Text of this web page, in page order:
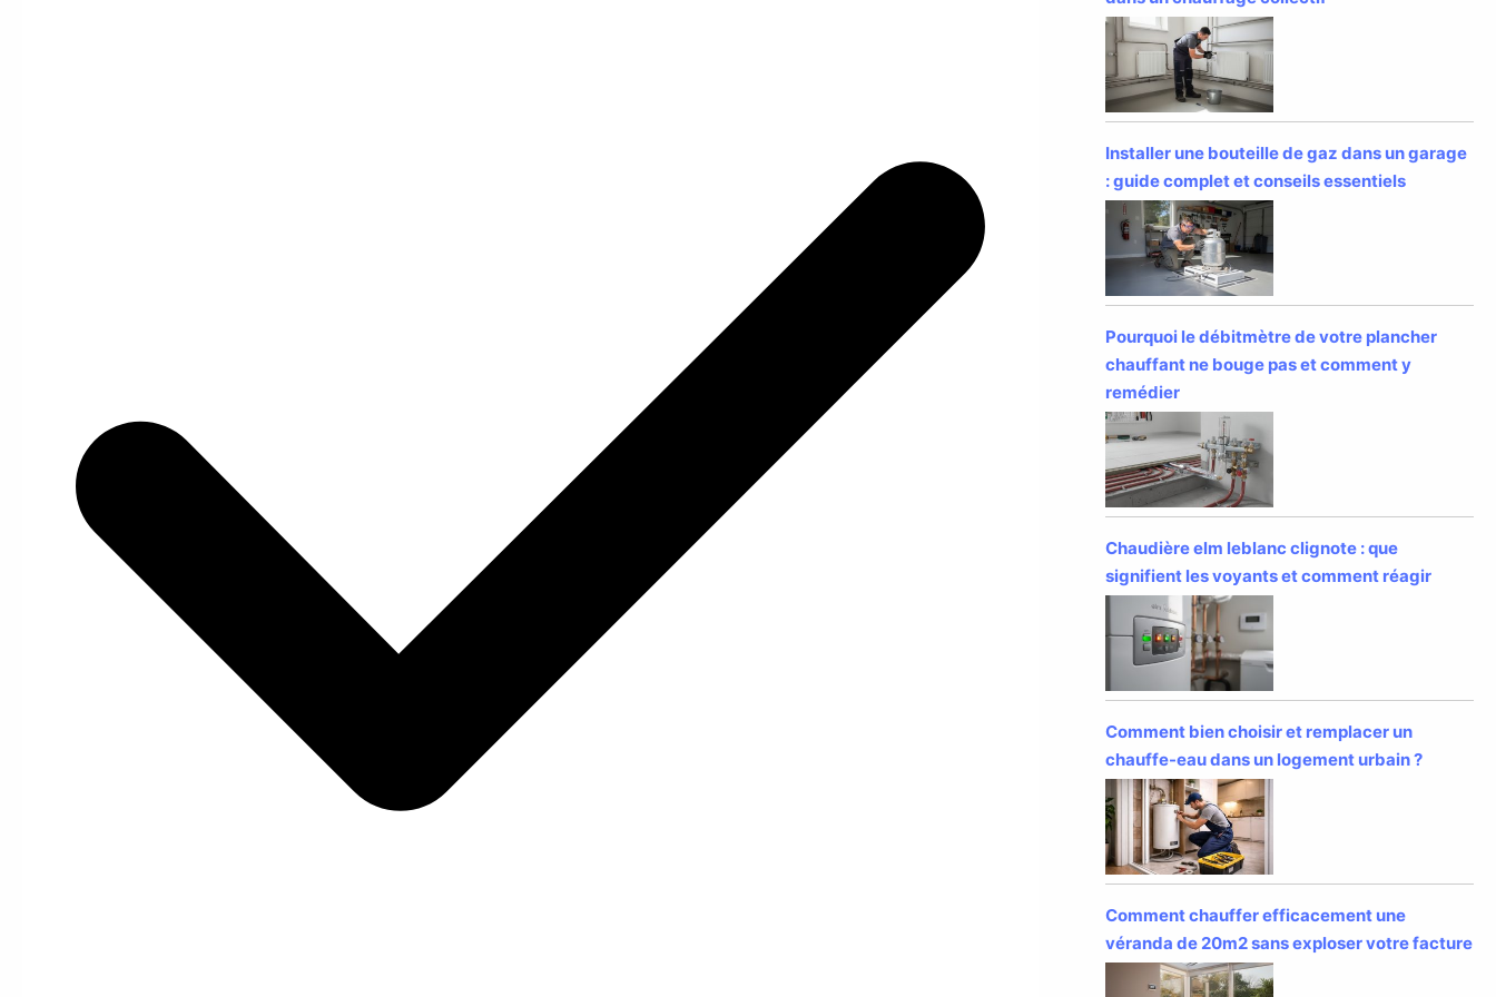
Installer une bouteille de gaz dans un garage
: guide complet et conseils essentiels
Pourquoi le débitmètre de votre plancher
chauffant ne bouge pas et comment y
remédier
Chaudière elm leblanc clignote : que
signifient les voyants et comment réagir
Comment bien choisir et remplacer un
chauffe-eau dans un logement urbain ?
Comment chauffer efficacement une
véranda de 20m2 sans exploser votre facture